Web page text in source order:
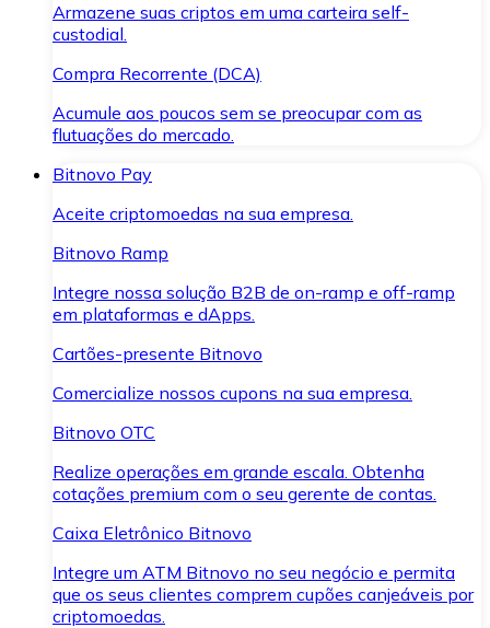
Armazene suas criptos em uma carteira self-
custodial.
Compra Recorrente (DCA)
Acumule aos poucos sem se preocupar com as
flutuações do mercado.
Bitnovo Pay
Aceite criptomoedas na sua empresa.
Bitnovo Ramp
Integre nossa solução B2B de on-ramp e off-ramp
em plataformas e dApps.
Cartões-presente Bitnovo
Comercialize nossos cupons na sua empresa.
Bitnovo OTC
Realize operações em grande escala. Obtenha
cotações premium com o seu gerente de contas.
Caixa Eletrônico Bitnovo
Integre um ATM Bitnovo no seu negócio e permita
que os seus clientes comprem cupões canjeáveis por
criptomoedas.